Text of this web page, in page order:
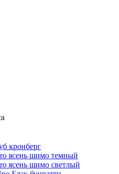
кронберг
ясень шимо темный
ясень шимо светлый